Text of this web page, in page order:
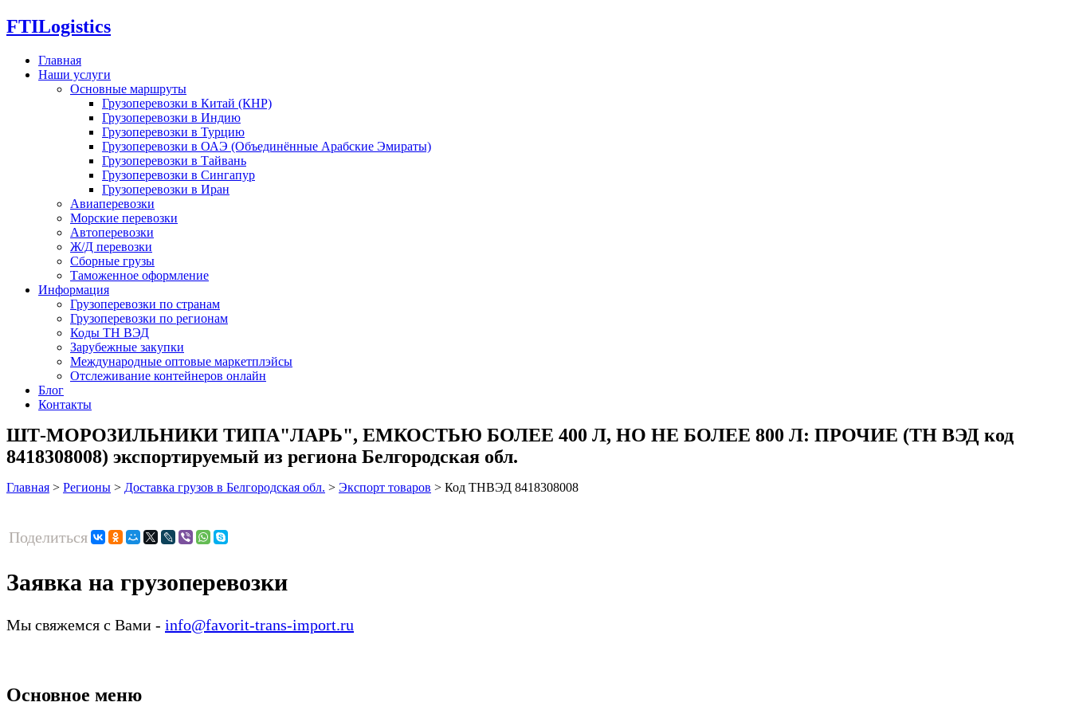
FTILogistics
Главная
Наши услуги
Основные маршруты
Грузоперевозки в Китай (КНР)
Грузоперевозки в Индию
Грузоперевозки в Турцию
Грузоперевозки в ОАЭ (Объединённые Арабские Эмираты)
Грузоперевозки в Тайвань
Грузоперевозки в Сингапур
Грузоперевозки в Иран
Авиаперевозки
Морские перевозки
Автоперевозки
Ж/Д перевозки
Сборные грузы
Таможенное оформление
Информация
Грузоперевозки по странам
Грузоперевозки по регионам
Коды ТН ВЭД
Зарубежные закупки
Международные оптовые маркетплэйсы
Отслеживание контейнеров онлайн
Блог
Контакты
ШТ-МОРОЗИЛЬНИКИ ТИПА"ЛАРЬ", ЕМКОСТЬЮ БОЛЕЕ 400 Л, НО НЕ БОЛЕЕ 800 Л: ПРОЧИЕ (ТН ВЭД код
8418308008) экспортируемый из региона Белгородская обл.
Главная > Регионы > Доставка грузов в Белгородская обл. > Экспорт товаров > Код ТНВЭД 8418308008
Поделиться
Заявка на грузоперевозки
Мы свяжемся с Вами - info@favorit-trans-import.ru
Основное меню